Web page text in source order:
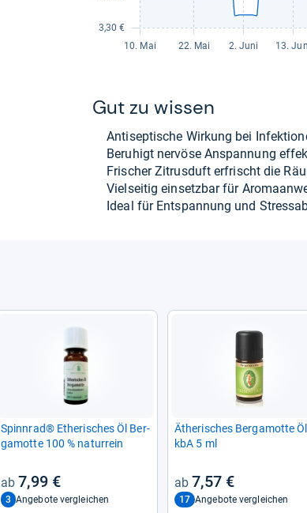
Gut zu wis­sen
Anti­sep­ti­sche Wir­kung bei
Beru­higt ner­vöse Anspan­nung
Fri­scher Zitrus­duft erfrischt die
Viel­sei­tig ein­setz­bar für
Ideal für Ent­span­nung und
Spinn­rad® Ethe­ri­sches Öl Ber­
ga­motte 100 % natur­rein
7,99 €
3 Angebote vergleichen
Äthe­ri­sches Ber­ga­motte Öl
kbA 5 ml
7,57 €
17 Angebote vergleichen